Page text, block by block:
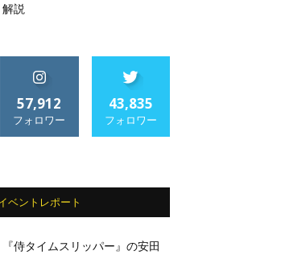
解説
57,912
フォロワー
43,835
フォロワー
ベントレポート
『侍タイムスリッパー』の安田